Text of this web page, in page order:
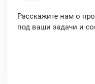
Расскажите нам о
под ваши задачи и